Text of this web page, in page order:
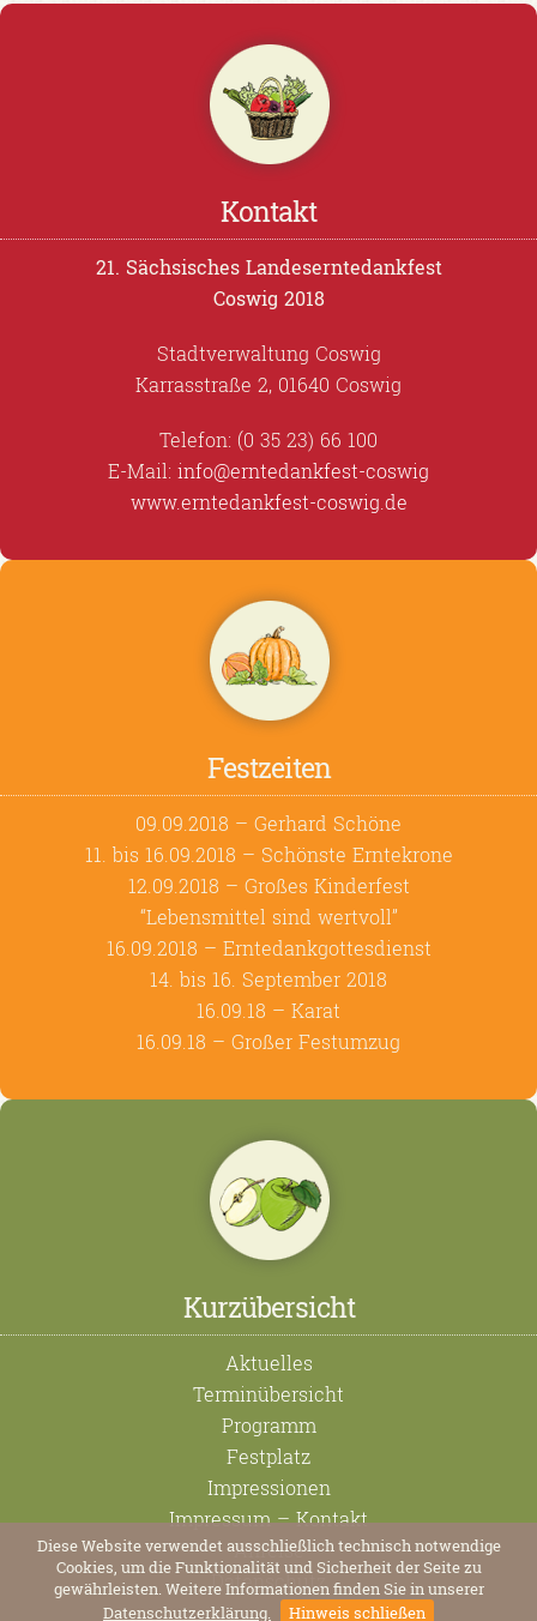
Kontakt
21. Sächsisches Landeserntedankfest
Coswig 2018
Stadtverwaltung Coswig
Karrasstraße 2, 01640 Coswig
Telefon: (0 35 23) 66 100
E-Mail: info@erntedankfest-coswig
www.erntedankfest-coswig.de
Festzeiten
09.09.2018 – Gerhard Schöne
11. bis 16.09.2018 – Schönste Erntekrone
12.09.2018 – Großes Kinderfest
“Lebensmittel sind wertvoll”
16.09.2018 – Erntedankgottesdienst
14. bis 16. September 2018
16.09.18 – Karat
16.09.18 – Großer Festumzug
Kurzübersicht
Aktuelles
Terminübersicht
Programm
Festplatz
Impressionen
Impressum–Kontakt
Anreise
Datenschutz
Diese Website verwendet ausschließlich technisch notwendige
Cookies, um die Funktionalität und Sicherheit der Seite zu
gewährleisten. Weitere Informationen finden Sie in unserer
Datenschutzerklärung.
Hinweis schließen